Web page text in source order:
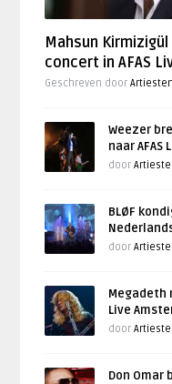
Mahsun
concert in AFAS
Geschreven door
Weezer
naar AFAS
door
BLØF
door
Megadeth
Live
door
Don Omar